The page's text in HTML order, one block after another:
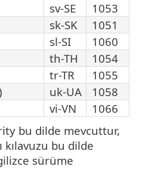
sv-SE
1053
sk-SK
1051
sl-SI
1060
th-TH
1054
tr-TR
1055
uk-UA
1058
vi-VN
1066
bu dilde mevcuttur,
kılavuzu bu dilde
sürüme